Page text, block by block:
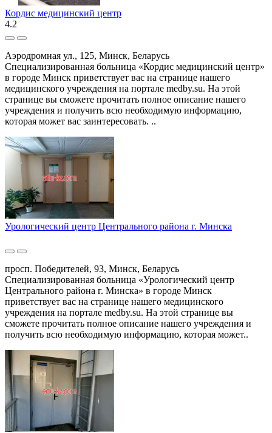
Кордис медицинский центр
4.2
Аэродромная ул., 125, Минск, Беларусь
Специализированная больница «Кордис медицинский центр»
в городе Минск приветствует вас на странице нашего
медицинского учреждения на портале medby.su. На этой
странице вы сможете прочитать полное описание нашего
учреждения и получить всю необходимую информацию,
которая может вас заинтересовать. ..
Урологический центр Центрального района г. Минска
просп. Победителей, 93, Минск, Беларусь
Специализированная больница «Урологический центр
Центрального района г. Минска» в городе Минск
приветствует вас на странице нашего медицинского
учреждения на портале medby.su. На этой странице вы
сможете прочитать полное описание нашего учреждения и
получить всю необходимую информацию, которая может..